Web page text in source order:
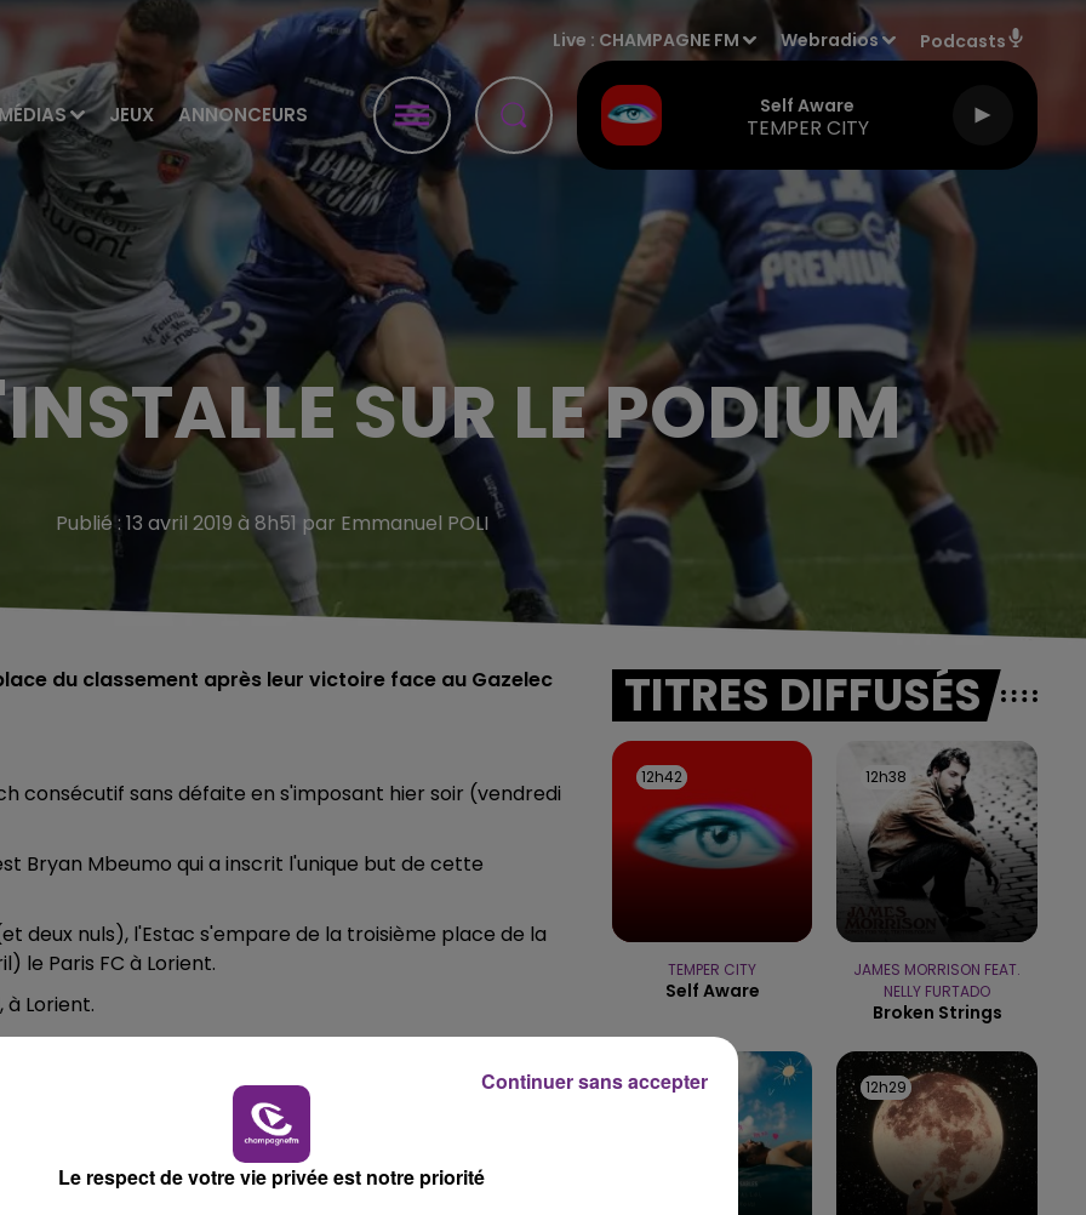
MÉDIAS JEUX ANNONCEURS
Live : CHAMPAGNE FM Webradios Podcasts
Self Aware
TEMPER CITY
LA RADIO POP
15h00 - 19h00
LE CLUB CHAMPAGNE FM
SUR LE PODIUM
Publié : 13 avril 2019 à 8h51 par Emmanuel POLI
du classement après leur victoire face au Gazelec
consécutif sans défaite en s'imposant hier soir (vendredi
Bryan Mbeumo qui a inscrit l'unique but de cette
deux nuls), l'Estac s'empare de la troisième place de la
le Paris FC à Lorient.
Lorient.
TITRES DIFFUSÉS
12h42
12h42
TEMPER CITY
Self Aware
12h38
12h38
JAMES MORRISON FEAT.
NELLY FURTADO
Broken Strings
12h35
12h35 12h29
12h29
Le respect de votre vie privée est notre priorité
Continuer sans accepter